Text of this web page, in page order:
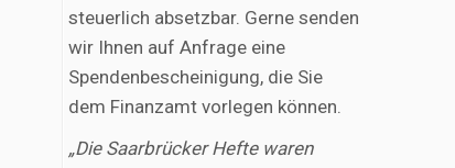
steuerlich absetzbar. Gerne senden
wir Ihnen auf Anfrage eine
Spendenbescheinigung, die Sie
dem Finanzamt vorlegen können.
„Die Saarbrücker Hefte waren